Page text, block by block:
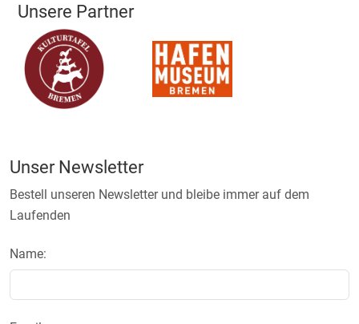
Unsere Partner
Unser Newsletter
Bestell unseren Newsletter und bleibe immer auf dem
Laufenden
Name: